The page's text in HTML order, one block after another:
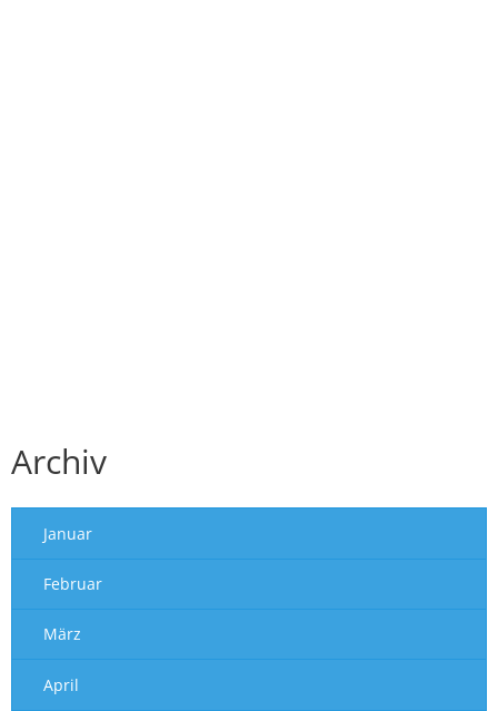
Archiv
Januar
Februar
März
April